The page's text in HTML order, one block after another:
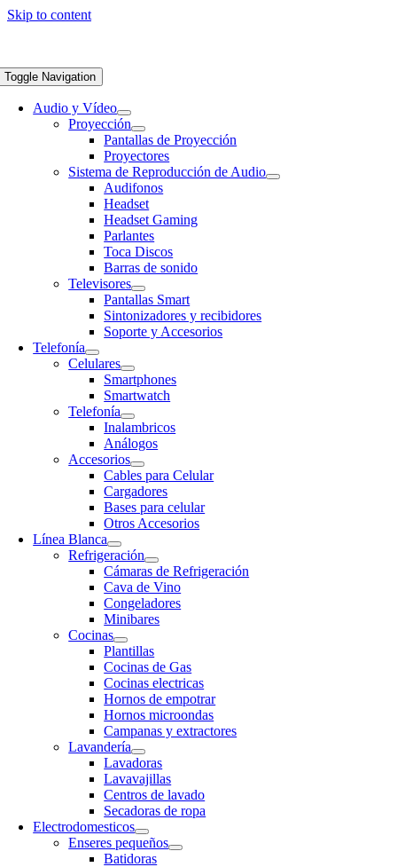
Skip to content
Toggle Navigation
Audio y Vídeo
Proyección
Pantallas de Proyección
Proyectores
Sistema de Reproducción de Audio
Audifonos
Headset
Headset Gaming
Parlantes
Toca Discos
Barras de sonido
Televisores
Pantallas Smart
Sintonizadores y recibidores
Soporte y Accesorios
Telefonía
Celulares
Smartphones
Smartwatch
Telefonía
Inalambricos
Análogos
Accesorios
Cables para Celular
Cargadores
Bases para celular
Otros Accesorios
Línea Blanca
Refrigeración
Cámaras de Refrigeración
Cava de Vino
Congeladores
Minibares
Cocinas
Plantillas
Cocinas de Gas
Cocinas electricas
Hornos de empotrar
Hornos microondas
Campanas y extractores
Lavandería
Lavadoras
Lavavajillas
Centros de lavado
Secadoras de ropa
Electrodomesticos
Enseres pequeños
Batidoras